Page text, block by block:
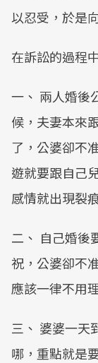
以忍受，於是
在訴訟的過程
一、 兩人婚後
候，夫妻本來
了，公婆卻不
遊就要跟自己
感情就出現裂
二、 自己婚後
祝，公婆卻不
應該一律不用
三、 婆婆一天
哪，重點就是